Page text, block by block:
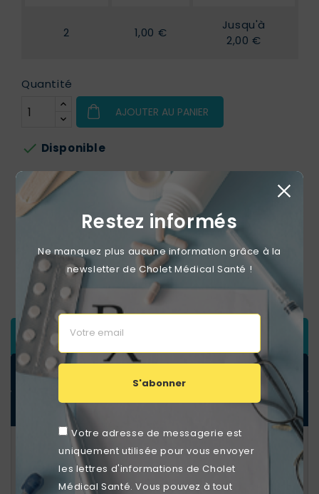
Restez informés
Ne manquez plus aucune information grâce à la
newsletter de Cholet Médical Santé !
S'abonner
Votre adresse de messagerie est
uniquement utilisée pour vous envoyer
les lettres d'informations de Cholet
Médical Santé. Vous pouvez à tout
2 1,00 €
Jusqu'à
2,00 €
Quantité
AJOUTER AU PANIER
 Disponible
Livraison en 48h
Support téléphonique
Paiement sécurisé Lyra
DOCUMENTS JOINTS
Draps d’Examen Blancs 2 Plis en
Ouate Recyclée – M'Roll 50x35 cm
Les draps d’examen ouate recyclée M'Roll